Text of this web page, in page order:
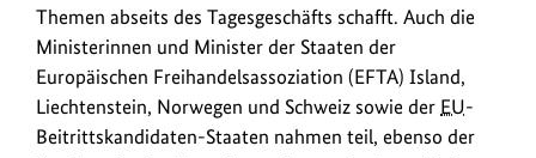
Themen abseits des Tagesgeschäfts schafft. Auch die
Ministerinnen und Minister der Staaten der
Europäischen Freihandelsassoziation (EFTA) Island,
Liechtenstein, Norwegen und Schweiz sowie der EU-
Beitrittskandidaten-Staaten nahmen teil, ebenso der